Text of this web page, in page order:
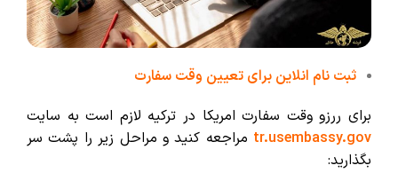
ثبت نام انلاین برای تعیین وقت سفارت
برای ررزو وقت سفارت امریکا در ترکیه لازم است به سایت
tr.usembassy.gov مراجعه کنید و مراحل زیر را پشت سر
بگذارید: